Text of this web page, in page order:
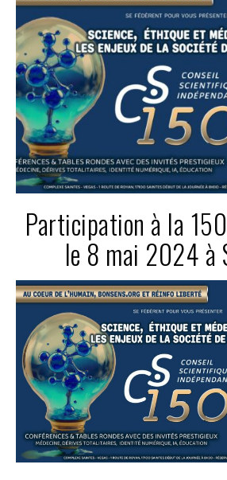
Participation à la
le 8 mai 2024 à